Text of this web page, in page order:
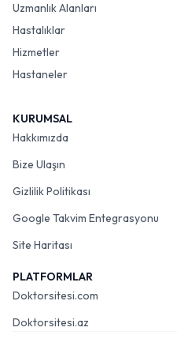
Uzmanlık Alanları
Hastalıklar
Hizmetler
Hastaneler
KURUMSAL
Hakkımızda
Bize Ulaşın
Gizlilik Politikası
Google Takvim Entegrasyonu
Site Haritası
PLATFORMLAR
Doktorsitesi.com
Doktorsitesi.az